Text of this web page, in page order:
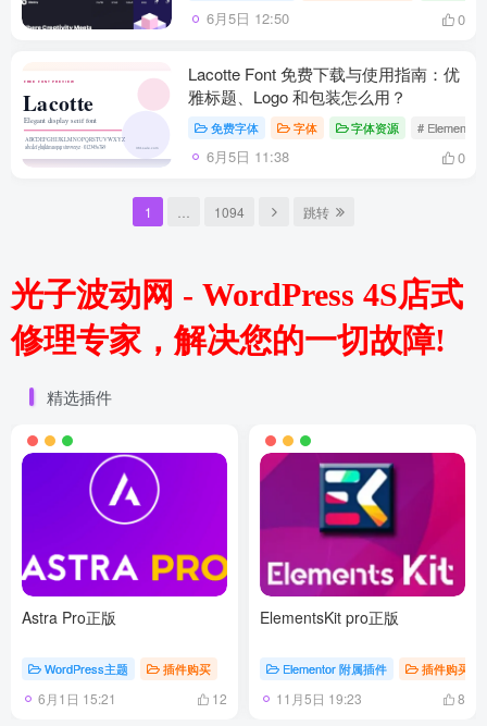
6月5日 12:50 0
Lacotte Font 免费下载与使用指南：优
雅标题、Logo 和包装怎么用？
免费字体 字体 字体资源 # Elementor
6月5日 11:38 0
1 1094 跳转
光子波动网 - WordPress 4S店式
修理专家，解决您的一切故障!
精选插件
Astra Pro正版
WordPress主题 插件购买
6月1日 15:21 12
ElementsKit pro正版
Elementor 附属插件 插件购买
11月5日 19:23 8